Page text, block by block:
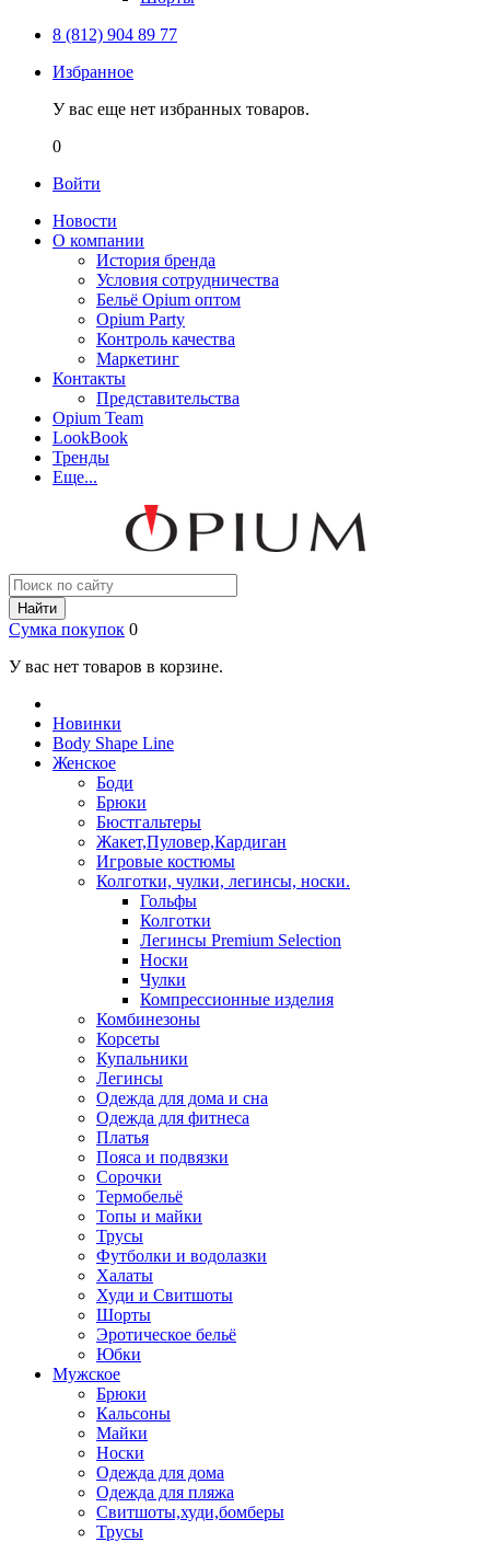
8 (812) 904 89 77
Избранное
У вас еще нет избранных товаров.
0
Войти
Новости
О компании
История бренда
Условия сотрудничества
Бельё Opium оптом
Opium Party
Контроль качества
Маркетинг
Контакты
Представительства
Opium Team
LookBook
Тренды
Еще...
Найти
Сумка покупок 0
У вас нет товаров в корзине.
Новинки
Body Shape Line
Женское
Боди
Брюки
Бюстгальтеры
Жакет,Пуловер,Кардиган
Игровые костюмы
Колготки, чулки, легинсы, носки.
Гольфы
Колготки
Легинсы Premium Selection
Носки
Чулки
Компрессионные изделия
Комбинезоны
Корсеты
Купальники
Легинсы
Одежда для дома и сна
Одежда для фитнеса
Платья
Пояса и подвязки
Сорочки
Термобельё
Топы и майки
Трусы
Футболки и водолазки
Халаты
Худи и Свитшоты
Шорты
Эротическое бельё
Юбки
Мужское
Брюки
Кальсоны
Майки
Носки
Одежда для дома
Одежда для пляжа
Свитшоты,худи,бомберы
Трусы